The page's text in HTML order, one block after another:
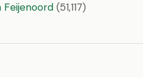
Feijenoord(51,117)